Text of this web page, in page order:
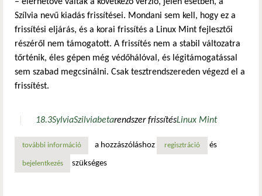
Szílvia nevű kiadás frissítései. Mondani sem kell, hogy ez a
frissítési eljárás, és a korai frissítés a Linux Mint fejlesztői
részéről nem támogatott. A frissítés nem a stabil változatra
tőrténik, éles gépen még védőhálóval, és légitámogatással
sem szabad megcsinálni. Csak tesztrendszereden végezd el a
frissítést.
18.3SylviaSzilviabetarendszer frissítésLinux Mint
további információnem támogatott: frissítés linux mint 18.3 szilvia bétára
a hozzászóláshoz regisztráció és
bejelentkezés szükséges